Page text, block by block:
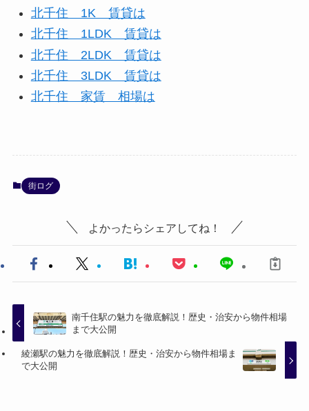
北千住 1K 賃貸は
北千住 1LDK 賃貸は
北千住 2LDK 賃貸は
北千住 3LDK 賃貸は
北千住 家賃 相場は
街ログ
よかったらシェアしてね！
南千住駅の魅力を徹底解説！歴史・治安から物件相場
まで大公開
綾瀬駅の魅力を徹底解説！歴史・治安から物件相場ま
で大公開